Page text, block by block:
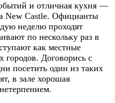
и отличная кухня —
New Castle. Официанты
неделю проходят
по нескольку раз в
как местные
городов. Договорись с
посетить один из таких
в зале хорошая